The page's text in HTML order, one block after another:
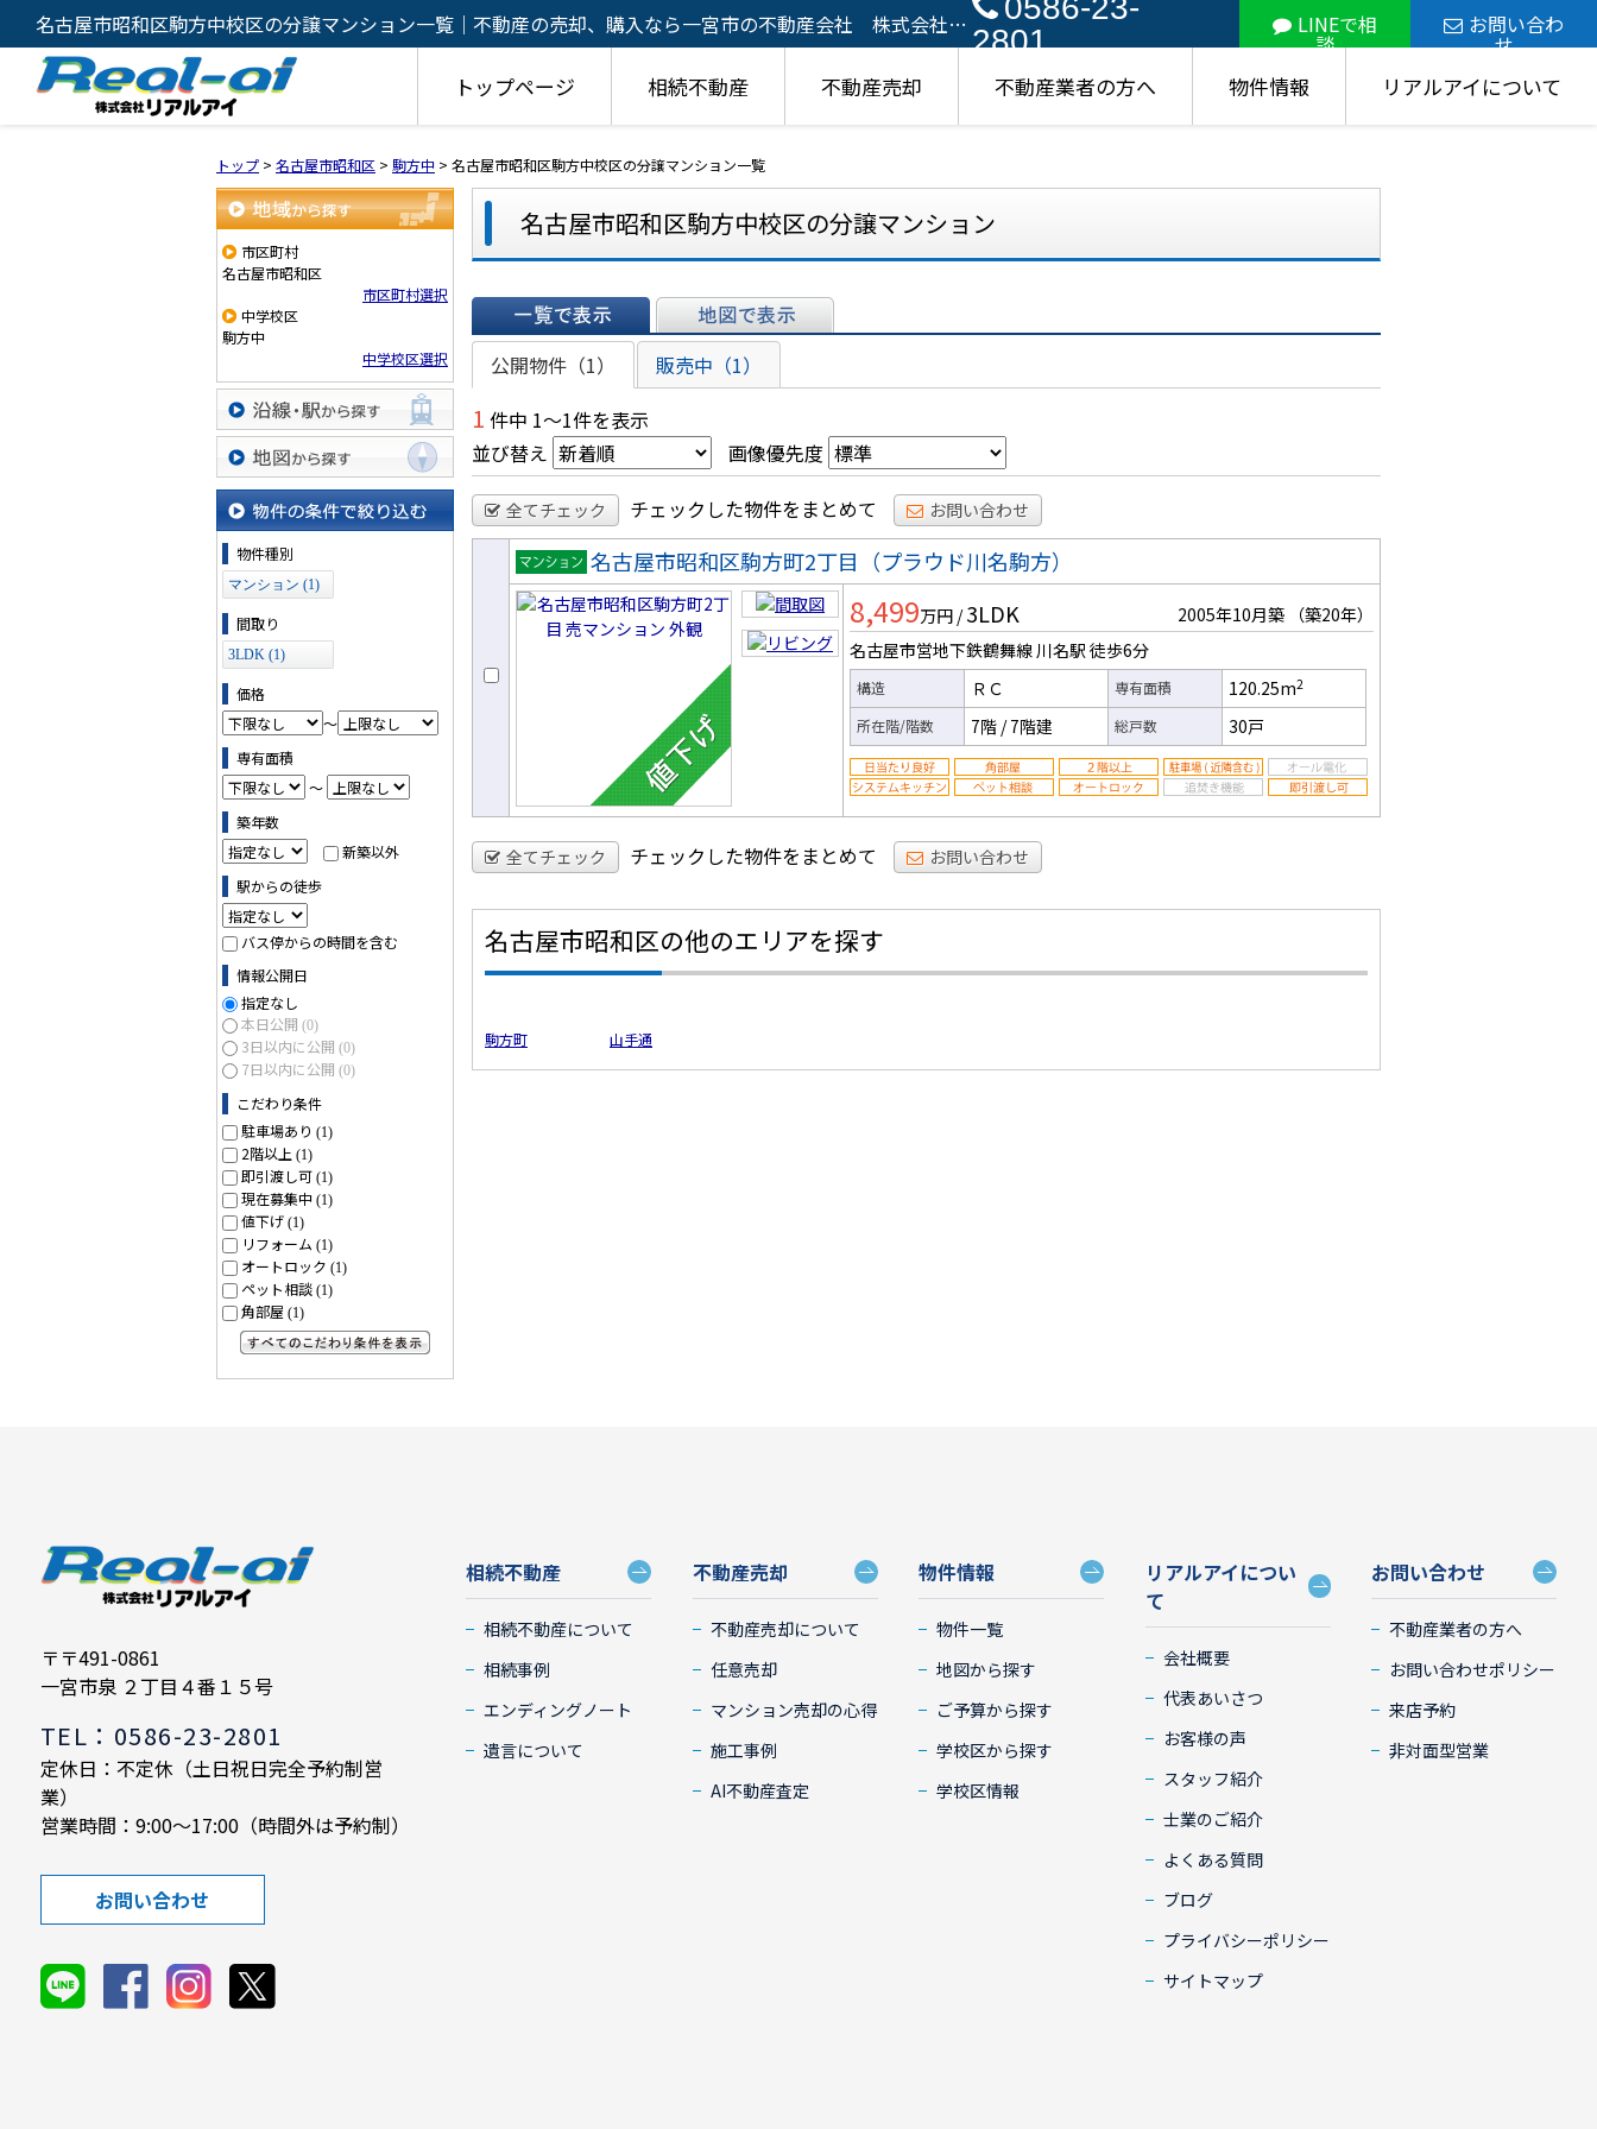
名古屋市昭和区駒方中校区の分譲マンション一覧｜不動産の売却、購入なら一宮市の不動産会社 株式会社リ
アルアイ
2801
LINEで相
談
お問い合わ
せ
トップページ 相続不動産 不動産売却 不動産業者の方へ 物件情報 リアルアイについて
トップ > 名古屋市昭和区 > 駒方中 > 名古屋市昭和区駒方中校区の分譲マンション一覧
地域から探す
市区町村
名古屋市昭和区
市区町村選択
中学校区
駒方中
中学校区選択
沿線・駅から探す
地図から探す
物件の条件で絞り込む
物件種別
マンション (1)
間取り
3LDK (1)
価格
～
専有面積
～
築年数
新築以外
駅からの徒歩
バス停からの時間を含む
情報公開日
指定なし
本日公開 (0)
3日以内に公開 (0)
7日以内に公開 (0)
こだわり条件
駐車場あり (1)
2階以上 (1)
即引渡し可 (1)
現在募集中 (1)
値下げ (1)
リフォーム (1)
オートロック (1)
ペット相談 (1)
角部屋 (1)
名古屋市昭和区駒方中校区の分譲マンション
一覧で表示 地図で表示
公開物件（1） 販売中（1）
1 件中 1～1件を表示
並び替え
画像優先度
全てチェック チェックした物件をまとめて お問い合わせ
売マンシ
ョン
名古屋市昭和区駒方町2丁目（プラウド川名駒方）
8,499万円 / 3LDK 2005年10月築
（築20年）
名古屋市営地下鉄鶴舞線 川名駅 徒歩6分
構造 ＲＣ 専有面積 120.25m2
所在階/階数 7階 /7階建 総戸数 30戸
全てチェック チェックした物件をまとめて お問い合わせ
名古屋市昭和区の他のエリアを探す
駒方町 山手通
〒〒491-0861
一宮市泉 ２丁目４番１５号
TEL：0586-23-2801
定休日：不定休（土日祝日完全予約制営
業）
営業時間：9:00～17:00（時間外は予約制）
お問い合わせ
相続不動産
相続不動産について
相続事例
エンディングノート
遺言について
不動産売却
不動産売却について
任意売却
マンション売却の心得
施工事例
AI不動産査定
物件情報
物件一覧
地図から探す
ご予算から探す
学校区から探す
学校区情報
リアルアイについ
て
会社概要
代表あいさつ
お客様の声
スタッフ紹介
士業のご紹介
よくある質問
ブログ
プライバシーポリシー
サイトマップ
お問い合わせ
不動産業者の方へ
お問い合わせポリシー
来店予約
非対面型営業